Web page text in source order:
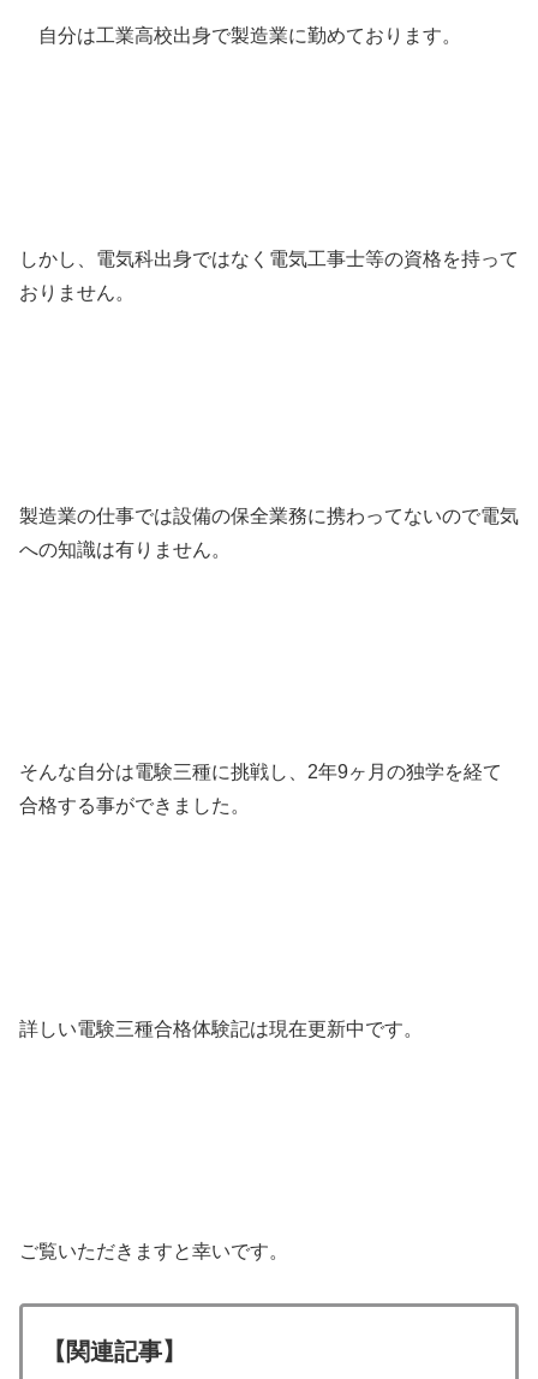
自分は工業高校出身で製造業に勤めております。
しかし、電気科出身ではなく電気工事士等の資格を持って
おりません。
製造業の仕事では設備の保全業務に携わってないので電気
への知識は有りません。
そんな自分は電験三種に挑戦し、2年9ヶ月の独学を経て
合格する事ができました。
詳しい電験三種合格体験記は現在更新中です。
ご覧いただきますと幸いです。
【関連記事】